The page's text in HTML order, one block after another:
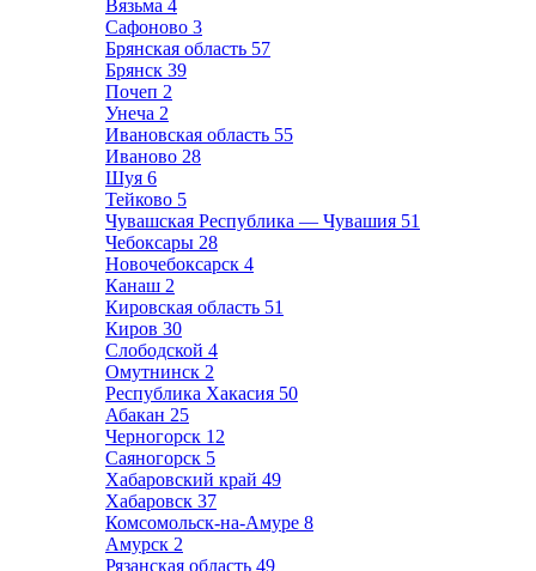
Вязьма 4
Сафоново 3
Брянская область 57
Брянск 39
Почеп 2
Унеча 2
Ивановская область 55
Иваново 28
Шуя 6
Тейково 5
Чувашская Республика — Чувашия 51
Чебоксары 28
Новочебоксарск 4
Канаш 2
Кировская область 51
Киров 30
Слободской 4
Омутнинск 2
Республика Хакасия 50
Абакан 25
Черногорск 12
Саяногорск 5
Хабаровский край 49
Хабаровск 37
Комсомольск-на-Амуре 8
Амурск 2
Рязанская область 49